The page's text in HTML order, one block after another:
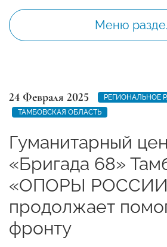
Меню
24 Февраля 2025
РЕГИОНАЛЬНОЕ
ТАМБОВСКАЯ ОБЛАСТЬ
Гуманитарный
«Бригада 68»
«ОПОРЫ
продолжает
фронту